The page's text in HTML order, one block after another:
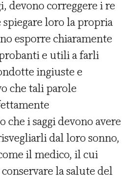
devono correggere i re
spiegare loro la propria
esporre chiaramente
e utili a farli
ingiuste e
che tali parole
che i saggi devono avere
dal loro sonno,
il medico, il cui
la salute del